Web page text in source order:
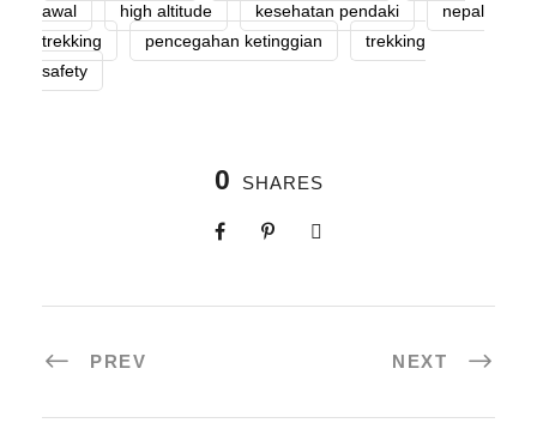
awal high altitude kesehatan pendaki
nepal
trekking
pencegahan ketinggian
trekking
safety
0 SHARES
PREV NEXT